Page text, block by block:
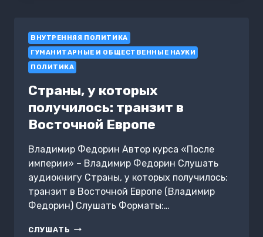
К
РОССИЙСКОМУ
СЕПАРАТИЗМУ
ВНУТРЕННЯЯ ПОЛИТИКА
ГУМАНИТАРНЫЕ И ОБЩЕСТВЕННЫЕ НАУКИ
ПОЛИТИКА
Страны, у которых
получилось: транзит в
Восточной Европе
Владимир Федорин Автор курса «После
империи» – Владимир Федорин Слушать
аудиокнигу Страны, у которых получилось:
транзит в Восточной Европе (Владимир
Федорин) Слушать Форматы:…
СЛУШАТЬ СТРАНЫ,